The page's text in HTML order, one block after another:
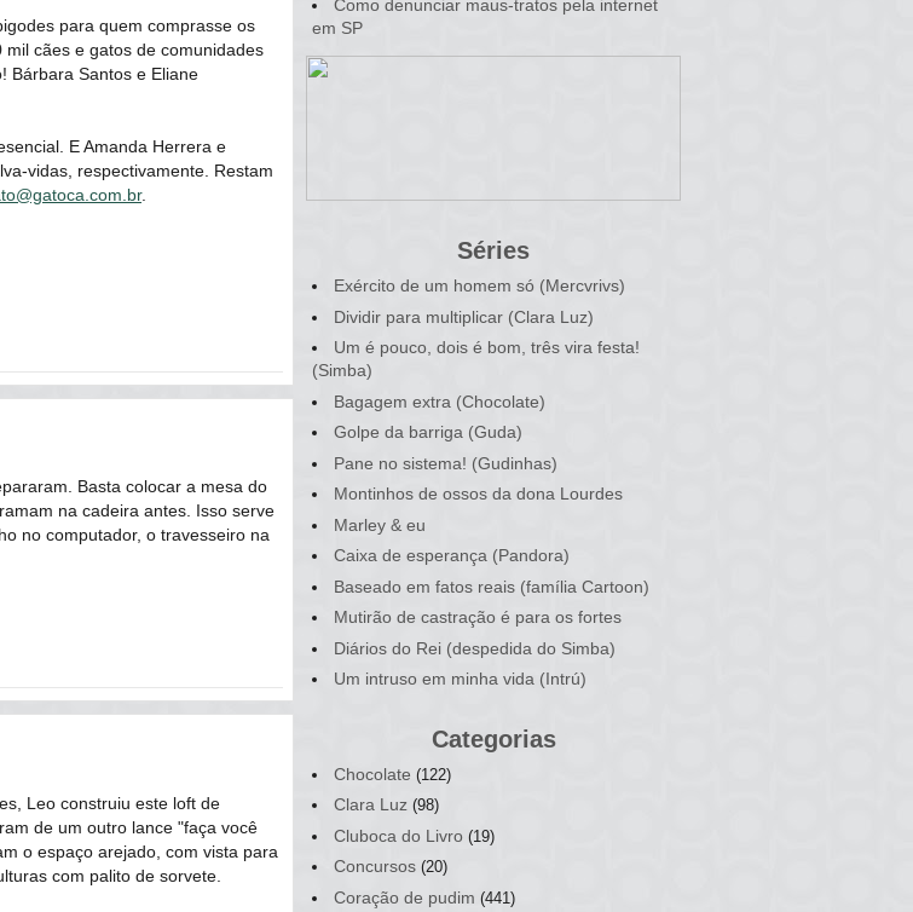
para quem comprasse os
mil cães e gatos de comunidades
Bárbara Santos e Eliane
E Amanda Herrera e
vidas, respectivamente. Restam
.
Basta colocar a mesa do
na cadeira antes. Isso serve
no computador, o travesseiro na
Leo construiu este loft de
de um outro lance "faça você
o espaço arejado, com vista para
com palito de sorvete.
Como denunciar maus-tratos pela internet
em SP
Séries
Exército de um homem só (Mercvrivs)
Dividir para multiplicar (Clara Luz)
Um é pouco, dois é bom, três vira festa!
(Simba)
Bagagem extra (Chocolate)
Golpe da barriga (Guda)
Pane no sistema! (Gudinhas)
Montinhos de ossos da dona Lourdes
Marley & eu
Caixa de esperança (Pandora)
Baseado em fatos reais (família Cartoon)
Mutirão de castração é para os fortes
Diários do Rei (despedida do Simba)
Um intruso em minha vida (Intrú)
Categorias
Chocolate (122)
Clara Luz (98)
Cluboca do Livro (19)
Concursos (20)
Coração de pudim (441)